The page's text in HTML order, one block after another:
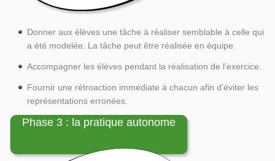
Donner aux élèves une tâche à réaliser semblable à celle qui
a été modelée. La tâche peut être réalisée en équipe.
Accompagner les élèves pendant la réalisation de l’exercice.
Fournir une rétroaction immédiate à chacun afin d’éviter les
représentations erronées.
Phase 3 : la pratique autonome